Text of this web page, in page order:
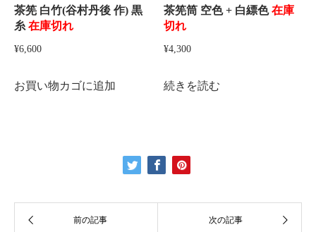
茶筅 白竹(谷村丹後 作) 黒
糸 在庫切れ
¥6,600
お買い物カゴに追加
茶筅筒 空色 + 白縹色在庫
切れ
¥4,300
続きを読む